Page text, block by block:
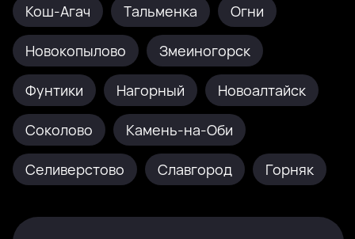
Кош-Агач Тальменка Огни
Новокопылово Змеиногорск
Фунтики Нагорный Новоалтайск
Соколово Камень-на-Оби
Селиверстово Славгород Горняк